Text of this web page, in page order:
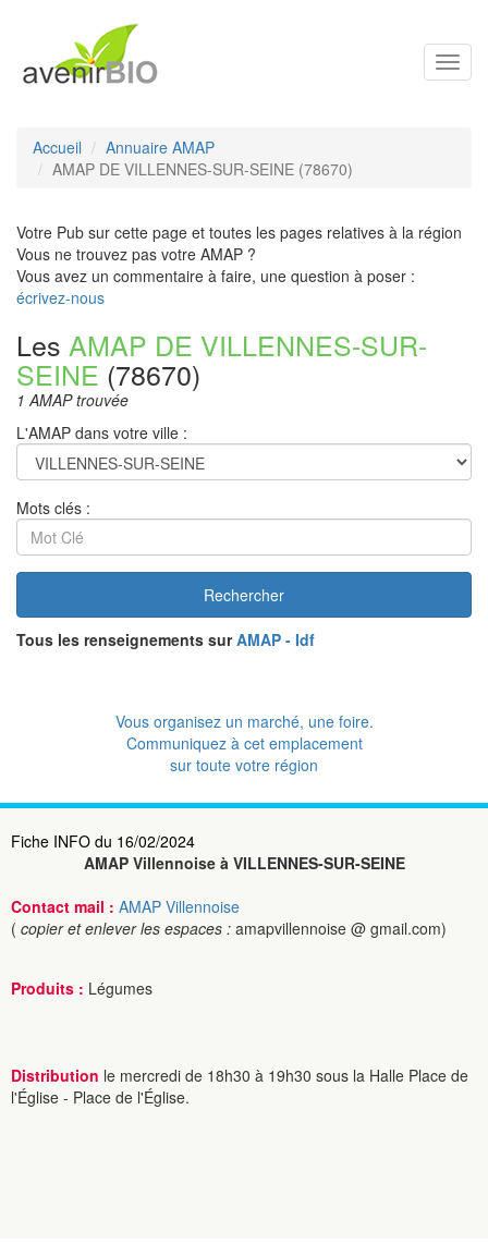
Accueil
Annuaire AMAP
AMAP DE VILLENNES-SUR-SEINE (78670)
Votre Pub sur cette page et toutes les pages relatives à la région
Vous ne trouvez pas votre AMAP ?
Vous avez un commentaire à faire, une question à poser :
écrivez-nous
Les AMAP DE VILLENNES-SUR-
SEINE (78670)
1 AMAP trouvée
L'AMAP dans votre ville :
Mots clés :
Rechercher
Tous les renseignements surAMAP - Idf
Vous organisez un marché, une foire.
Communiquez à cet emplacement
sur toute votre région
Fiche INFO du 16/02/2024
AMAP Villennoise à VILLENNES-SUR-SEINE
Contact mail : AMAP Villennoise
( copier et enlever les espaces : amapvillennoise @ gmail.com)
Produits : Légumes
Distribution le mercredi de 18h30 à 19h30 sous la Halle Place de
l'Église - Place de l'Église.